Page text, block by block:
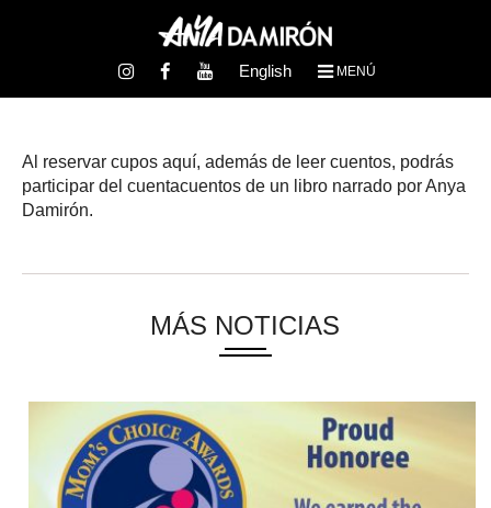
English MENÚ
Al reservar cupos aquí, además de leer cuentos, podrás
participar del cuentacuentos de un libro narrado por Anya
Damirón.
MÁS NOTICIAS